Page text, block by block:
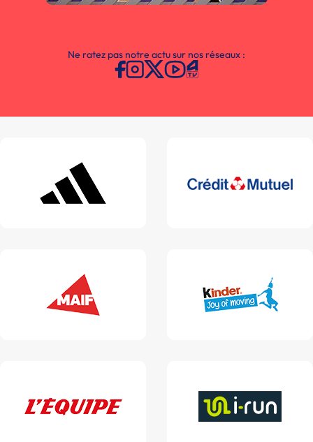
Ne ratez pas notre actu sur nos réseaux :